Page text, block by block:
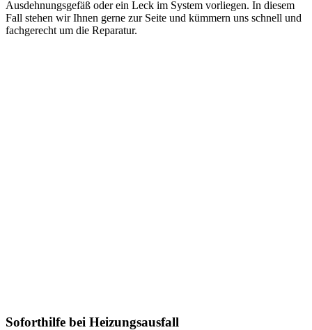
Ausdehnungsgefäß oder ein Leck im System vorliegen. In diesem
Fall stehen wir Ihnen gerne zur Seite und kümmern uns schnell und
fachgerecht um die Reparatur.
Soforthilfe bei Heizungsausfall